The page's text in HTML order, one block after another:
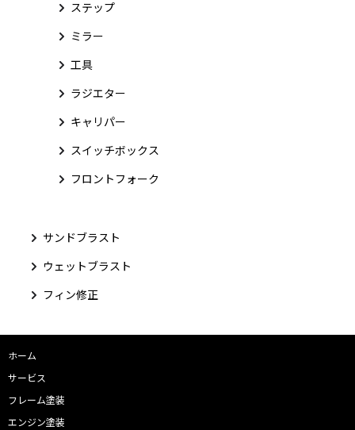
ステップ
ミラー
工具
ラジエター
キャリパー
スイッチボックス
フロントフォーク
サンドブラスト
ウェットブラスト
フィン修正
ホーム
サービス
フレーム塗装
エンジン塗装